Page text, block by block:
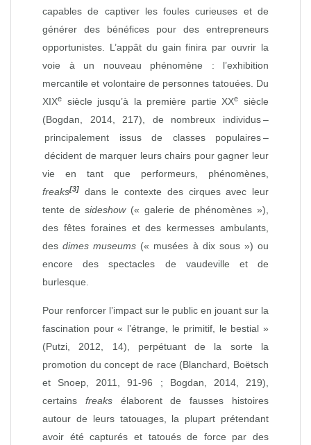
capables de captiver les foules curieuses et de
générer des bénéfices pour des entrepreneurs
opportunistes. L’appât du gain finira par ouvrir la
voie à un nouveau phénomène : l’exhibition
mercantile et volontaire de personnes tatouées. Du
XIXe siècle jusqu’à la première partie XXe
siècle
(Bogdan, 2014, 217), de nombreux individus –
principalement issus de classes populaires –
décident de marquer leurs chairs pour gagner leur
vie en tant que performeurs, phénomènes,
freaks[3]
dans le contexte des cirques avec leur
tente desideshow(« galerie de phénomènes »),
des fêtes foraines et des kermesses ambulants,
desdimes museums (« musées à dix sous ») ou
encore des spectacles de vaudeville et de
burlesque.
Pour renforcer l’impact sur le public en jouant sur la
fascination pour « l’étrange, le primitif, le bestial »
(Putzi, 2012, 14), perpétuant de la sorte la
promotion du concept de race (Blanchard, Boëtsch
et Snoep, 2011, 91‑96 ; Bogdan, 2014, 219),
certains freaksélaborent de fausses histoires
autour de leurs tatouages, la plupart prétendant
avoir été capturés et tatoués de force par des